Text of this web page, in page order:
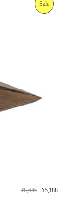
Sale
¥8,646 ¥5,188